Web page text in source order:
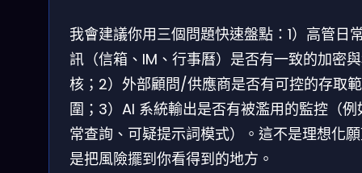
我會建議你用三個問題快速盤點：1）高管日
訊（信箱、IM、行事曆）是否有一致的加密
核；2）外部顧問/供應商是否有可控的存取範
圍；3）AI 系統輸出是否有被濫用的監控（例
常查詢、可疑提示詞模式）。這不是理想化
是把風險擺到你看得到的地方。